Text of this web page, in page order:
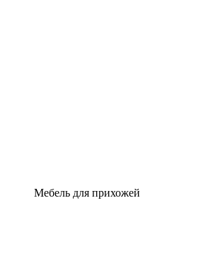
Мебель для прихожей